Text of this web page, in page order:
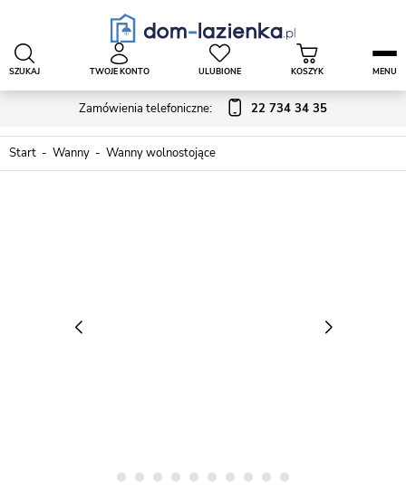
Zamówienia telefoniczne: 22 734 34 35
SZUKAJ TWOJE KONTO ULUBIONE KOSZYK MENU
Start Wanny Wanny wolnostojące